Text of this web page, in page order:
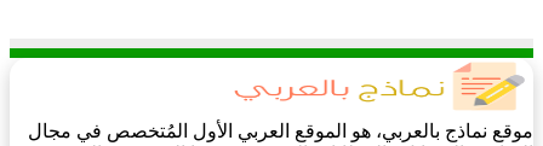
موقع نماذج بالعربي، هو الموقع العربي الأول المُتخصص في مجال